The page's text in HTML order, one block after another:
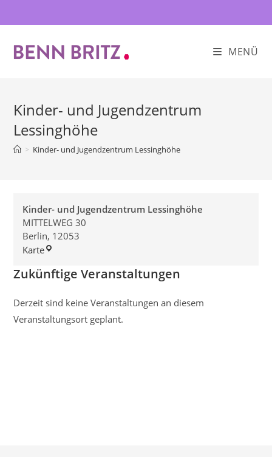
Inhalt
MENÜ
Kinder- und Jugendzentrum
Lessinghöhe
> Kinder- und Jugendzentrum Lessinghöhe
Kinder- und Jugendzentrum Lessinghöhe
MITTELWEG 30
Berlin, 12053
KarteKinder-
Jugendzentrum
Zukünftige Veranstaltungen
Derzeit sind keine Veranstaltungen an diesem
Veranstaltungsort geplant.